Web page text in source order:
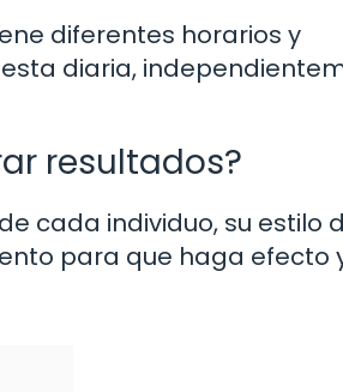
diferentes horarios y
diaria,
resultados?
cada individuo, su estilo
para que haga efecto